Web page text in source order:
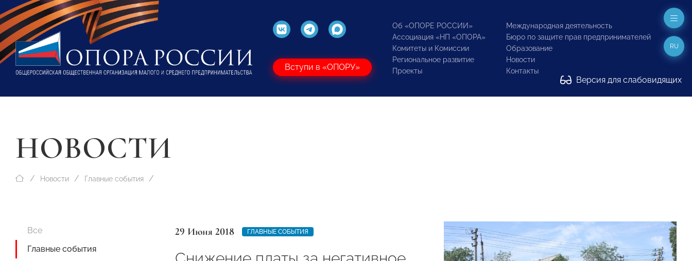
Вступи в «ОПОРУ»
Об «ОПОРЕ РОССИИ»
Ассоциация «НП «ОПОРА»
Комитеты и Комиссии
Региональное развитие
Проекты
Международная деятельность
Бюро по защите прав предпринимателей
Образование
Новости
Контакты
Версия для слабовидящих
RU
НОВОСТИ
Новости Главные события
Все
Главные события
29 Июня 2018 ГЛАВНЫЕ СОБЫТИЯ